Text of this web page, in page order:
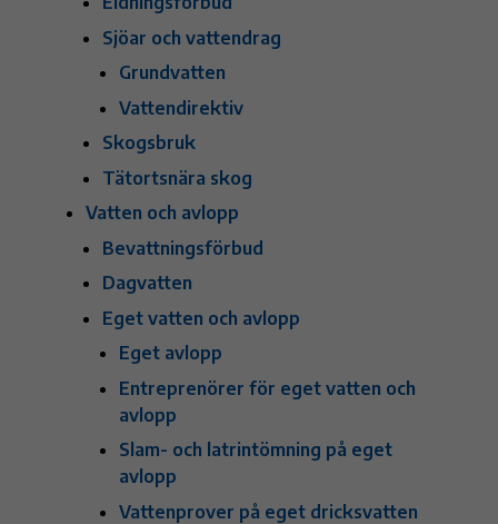
Sjöar och vattendrag
Grundvatten
Vattendirektiv
Skogsbruk
Tätortsnära skog
Vatten och avlopp
Bevattningsförbud
Dagvatten
Eget vatten och avlopp
Eget avlopp
Entreprenörer för eget vatten och
avlopp
Slam- och latrintömning på eget
avlopp
Vattenprover på eget dricksvatten